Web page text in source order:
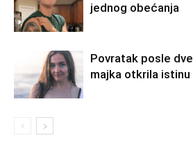
jednog obećanja
Povratak posle
majka otkrila